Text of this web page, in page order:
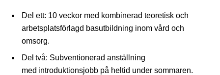
Del ett: 10 veckor med kombinerad teoretisk och
arbetsplatsförlagd basutbildning inom vård och
omsorg.
Del två: Subventionerad anställning
med introduktionsjobb på heltid under sommaren.